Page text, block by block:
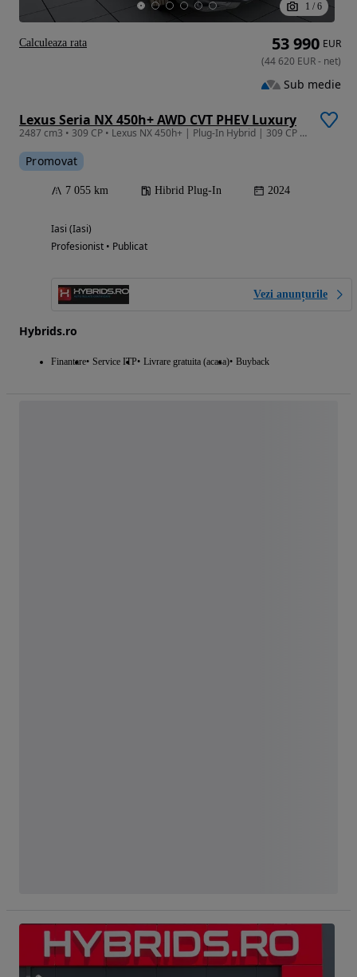
1 / 6
Lexus Seria NX 450h+ AWD CVT PHEV Luxury
2487 cm3 • 309 CP • Lexus NX 450h+ | Plug-In Hybrid | 309 CP | 4x4 | Garantie | Leasing |
Promovat
7 055 km Hibrid Plug-In 2024
Iasi (Iasi)
Profesionist • Publicat
Vezi anunțurile
Hybrids.ro
Finantare Service ITP Livrare gratuita (acasa) Buyback
53 990 EUR
(44 620 EUR- net)
Sub medie
Calculeaza rata